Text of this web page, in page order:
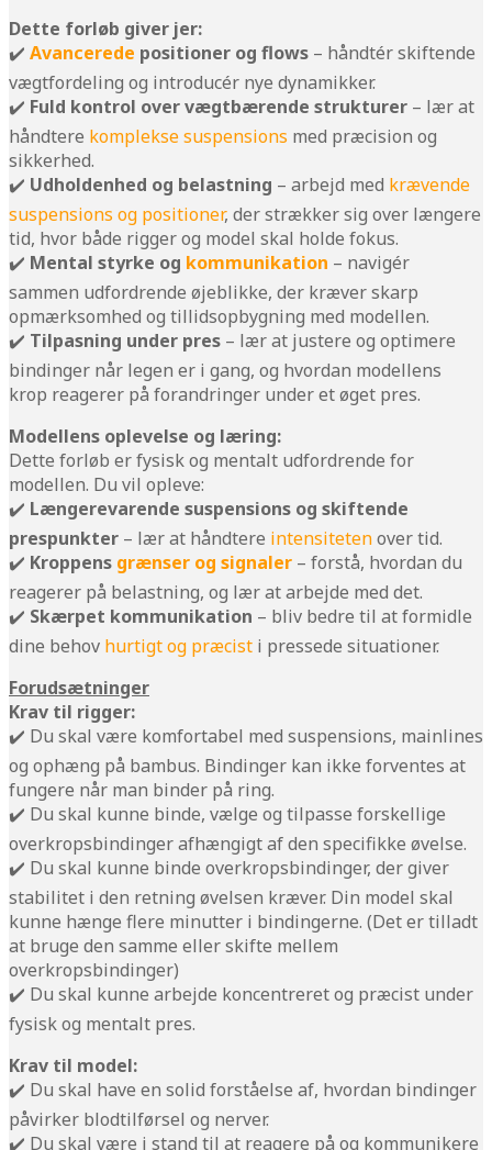
Dette forløb giver jer:
✔️ Avancerede positioner og flows – håndtér skiftende
vægtfordeling og introducér nye dynamikker.
✔️ Fuld kontrol over vægtbærende strukturer – lær at
håndtere komplekse suspensions med præcision og
sikkerhed.
✔️ Udholdenhed og belastning – arbejd med krævende
suspensions og positioner, der strækker sig over længere
tid, hvor både rigger og model skal holde fokus.
✔️ Mental styrke og kommunikation – navigér
sammen udfordrende øjeblikke, der kræver skarp
opmærksomhed og tillidsopbygning med modellen.
✔️ Tilpasning under pres – lær at justere og optimere
bindinger når legen er i gang, og hvordan modellens
krop reagerer på forandringer under et øget pres.
Modellens oplevelse og læring:
Dette forløb er fysisk og mentalt udfordrende for
modellen. Du vil opleve:
✔️ Længerevarende suspensions og skiftende
prespunkter – lær at håndtere intensitetenover tid.
✔️ Kroppens grænser og signaler – forstå, hvordan du
reagerer på belastning, og lær at arbejde med det.
✔️ Skærpet kommunikation – bliv bedre til at formidle
dine behov hurtigt og præcist i pressede situationer.
Forudsætninger
Krav til rigger:
✔️ Du skal være komfortabel med suspensions, mainlines
og ophæng på bambus. Bindinger kan ikke forventes at
fungere når man binder på ring.
✔️ Du skal kunne binde, vælge og tilpasse forskellige
overkropsbindinger afhængigt af den specifikke øvelse.
✔️ Du skal kunne binde overkropsbindinger, der giver
stabilitet i den retning øvelsen kræver. Din model skal
kunne hænge flere minutter i bindingerne. (Det er tilladt
at bruge den samme eller skifte mellem
overkropsbindinger)
✔️ Du skal kunne arbejde koncentreret og præcist under
fysisk og mentalt pres.
Krav til model:
✔️ Du skal have en solid forståelse af, hvordan bindinger
påvirker blodtilførsel og nerver.
✔️ Du skal være i stand til at reagere på og kommunikere